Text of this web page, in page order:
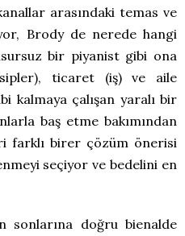
arasındaki temas ve
Brody de nerede hangi
bir piyanist gibi ona
ticaret (iş) ve aile
kalmaya çalışan yaralı bir
baş etme bakımından
farklı birer çözüm önerisi
seçiyor ve bedelini en
sonlarına doğru bienalde